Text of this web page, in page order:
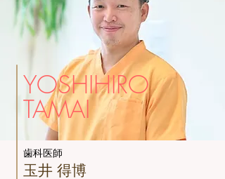
YOSHIHIRO
TAMAI
歯科医師
玉井 得博